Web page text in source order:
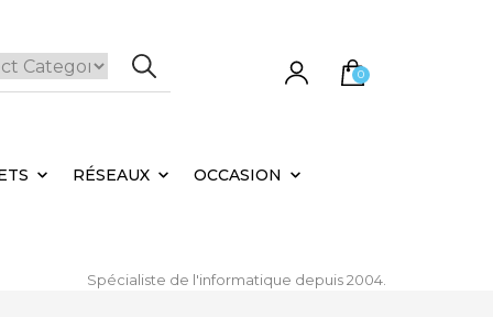
0
RÉSEAUX OCCASION
Spécialiste de l'informatique depuis 2004.